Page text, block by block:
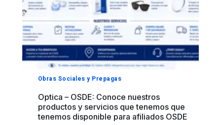
Obras Sociales y Prepagas
Optica – OSDE: Conoce nuestros
productos y servicios que tenemos que
tenemos disponible para afiliados OSDE